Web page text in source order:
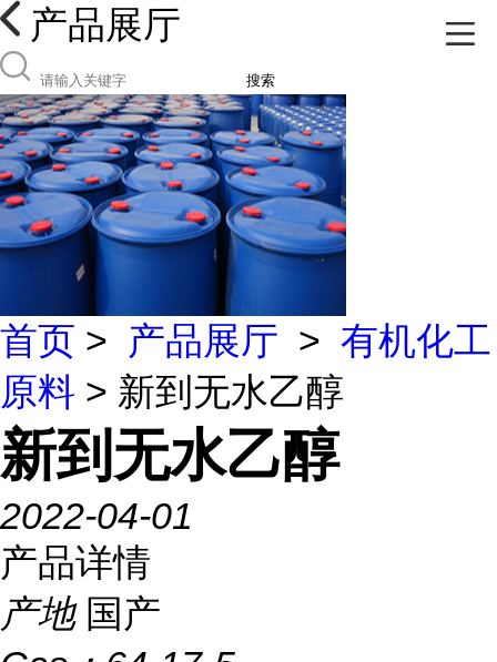
产品展厅
搜索
首页 > 产品展厅 > 有机化工
原料 > 新到无水乙醇
新到无水乙醇
2022-04-01
产品详情
产地 国产